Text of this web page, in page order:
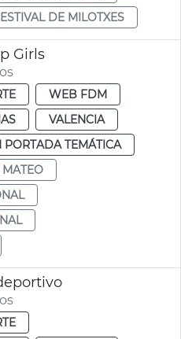
DE MILOTXES
Girls
WEB FDM
VALENCIA
PORTADA TEMÁTICA
MATEO